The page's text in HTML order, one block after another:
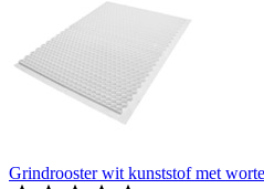
Grindrooster wit kunststof met